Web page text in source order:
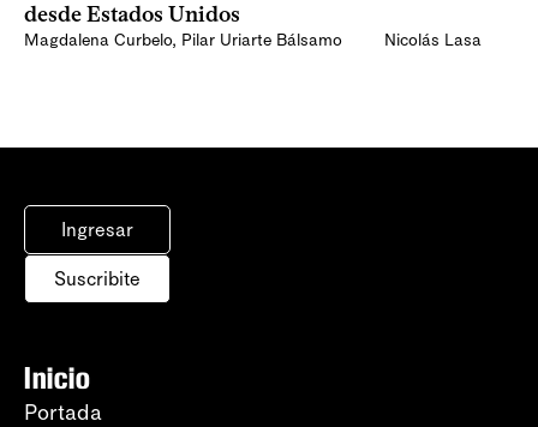
desde Estados Unidos
Magdalena Curbelo, Pilar Uriarte Bálsamo Nicolás Lasa
Ingresar
Suscribite
Inicio
Portada